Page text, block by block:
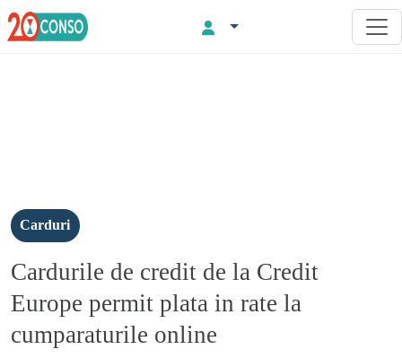
Carduri
Cardurile de credit de la Credit
Europe permit plata in rate la
cumparaturile online